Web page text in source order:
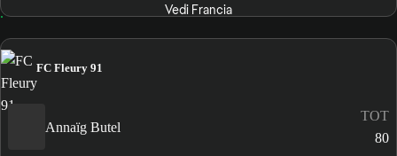
Vedi Francia
FC Fleury 91
Annaïg Butel
TOT
80